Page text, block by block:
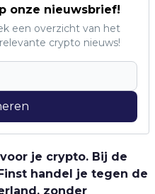
onze nieuwsbrief!
een overzicht van het
crypto nieuws!
je crypto. Bij de
handel je tegen de
zonder